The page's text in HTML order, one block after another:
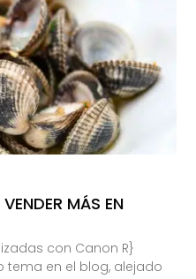
MÁS EN
con Canon R}
tema en el blog, alejado